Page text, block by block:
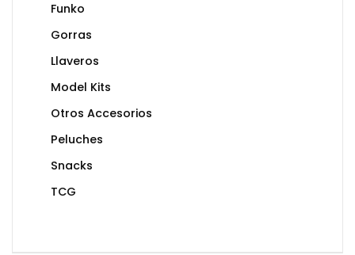
Funko
Gorras
Llaveros
Model Kits
Otros Accesorios
Peluches
Snacks
TCG